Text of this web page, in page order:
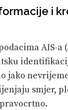
i
AIS-
jako
smjer,